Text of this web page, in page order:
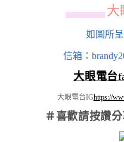
▄▄▄▄▄▄ 大
如圖所
信箱：
大眼電台
大眼電台IGhttps://
＃喜歡請按讚